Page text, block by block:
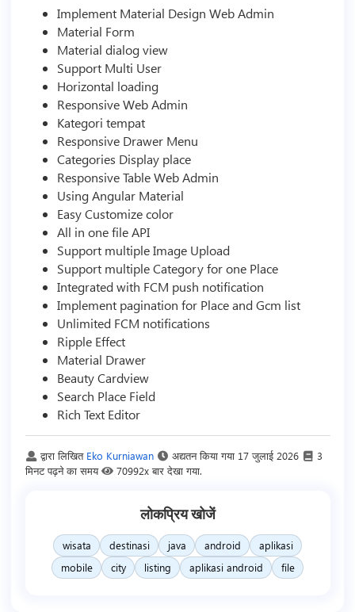
Implement Material Design Web Admin
Material Form
Material dialog view
Support Multi User
Horizontal loading
Responsive Web Admin
Kategori tempat
Responsive Drawer Menu
Categories Display place
Responsive Table Web Admin
Using Angular Material
Easy Customize color
All in one file API
Support multiple Image Upload
Support multiple Category for one Place
Integrated with FCM push notification
Implement pagination for Place and Gcm list
Unlimited FCM notifications
Ripple Effect
Material Drawer
Beauty Cardview
Search Place Field
Rich Text Editor
द्वारा लिखित Eko Kurniawan अद्यतन किया गया 17 जुलाई 2026
3
मिनट पढ़ने का समय
70992x बार देखा गया.
लोकप्रिय खोजें
wisata destinasi java android
aplikasi
mobile
city listing aplikasi android file